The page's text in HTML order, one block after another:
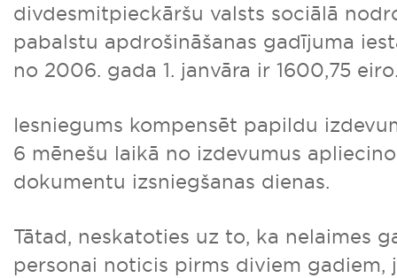
divdesmitpieckāršu valsts sociālā
pabalstu apdrošināšanas gadījuma
no 2006. gada 1. janvāra ir 1600,75
Iesniegums kompensēt papildu
6 mēnešu laikā no izdevumus
dokumentu izsniegšanas dienas.
Tātad, neskatoties uz to, ka nelaimes
personai noticis pirms diviem gadiem,